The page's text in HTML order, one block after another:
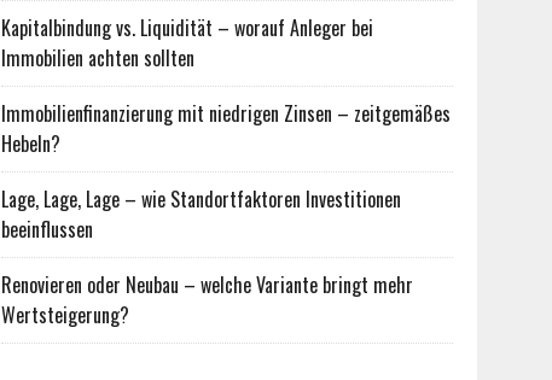
Kapitalbindung vs. Liquidität – worauf Anleger bei
Immobilien achten sollten
Immobilienfinanzierung mit niedrigen Zinsen – zeitgemäßes
Hebeln?
Lage, Lage, Lage – wie Standortfaktoren Investitionen
beeinflussen
Renovieren oder Neubau – welche Variante bringt mehr
Wertsteigerung?